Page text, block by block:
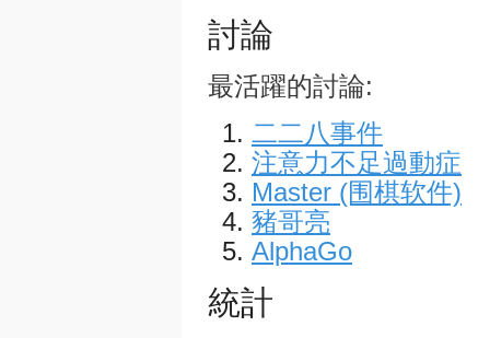
討論
最活躍的討論:
二二八事件
注意力不足過動症
Master (围棋软件)
豬哥亮
AlphaGo
統計